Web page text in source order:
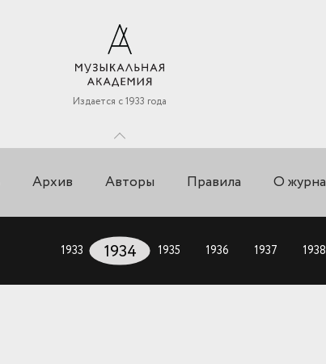
Издается с 1933 года
Архив Авторы Правила О
1933 1934 1935 1936 1937 1938